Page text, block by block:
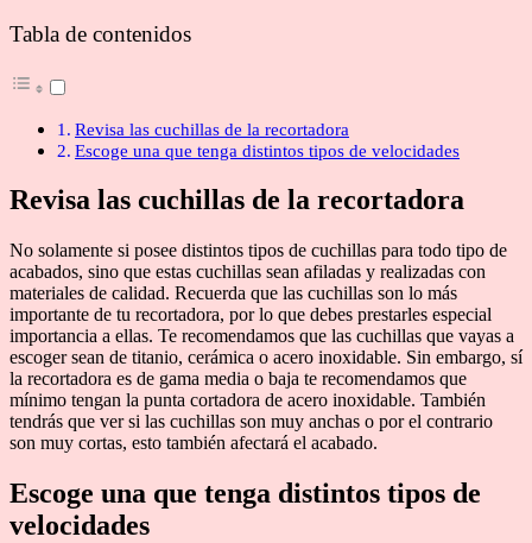
Tabla de contenidos
Revisa las cuchillas de la recortadora
Escoge una que tenga distintos tipos de velocidades
Revisa las cuchillas de la recortadora
No solamente si posee distintos tipos de cuchillas para todo tipo de
acabados, sino que estas cuchillas sean afiladas y realizadas con
materiales de calidad. Recuerda que las cuchillas son lo más
importante de tu recortadora, por lo que debes prestarles especial
importancia a ellas. Te recomendamos que las cuchillas que vayas a
escoger sean de titanio, cerámica o acero inoxidable. Sin embargo, sí
la recortadora es de gama media o baja te recomendamos que
mínimo tengan la punta cortadora de acero inoxidable. También
tendrás que ver si las cuchillas son muy anchas o por el contrario
son muy cortas, esto también afectará el acabado.
Escoge una que tenga distintos tipos de
velocidades